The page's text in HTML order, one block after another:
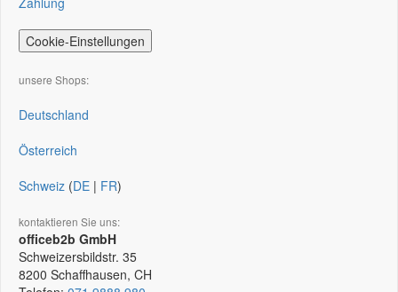
Cookie-Einstellungen
unsere Shops:
Deutschland
Österreich
Schweiz (DE | FR)
kontaktieren Sie uns:
officeb2b GmbH
Schweizersbildstr. 35
8200 Schaffhausen, CH